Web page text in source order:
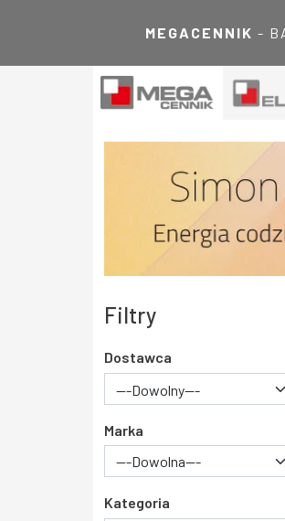
MEGACENNIK -
Filtry
Dostawca
---Dowolny---
Marka
Kategoria